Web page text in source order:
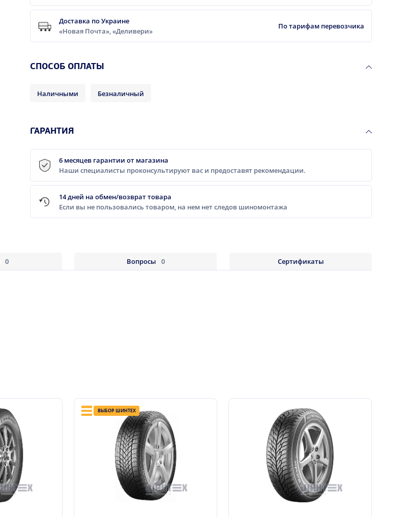
Доставка по Украине
«Новая Почта», «Деливери»
По тарифам перевозчика
CПОСОБ ОПЛАТЫ
Наличными Безналичный
ГАРАНТИЯ
6 месяцев гарантии от магазина
Наши специалисты проконсультируют вас и предоставят рекомендации.
14 дней на обмен/возврат товара
Если вы не пользовались товаром, на нем нет следов шиномонтажа
0 Вопросы 0 Сертификаты
ВЫБОР ШИНТЕХ